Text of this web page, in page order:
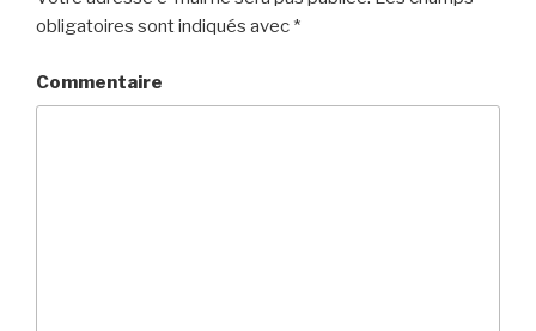
obligatoires sont indiqués avec *
Commentaire